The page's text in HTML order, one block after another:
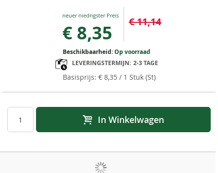
Special
€ 8,35 € 11,14
€ 8,35/ 1 Stuk (St)
Beschikbaarheid:Op voorraad
LEVERINGSTERMIJN: 2-3 TAGE
In Winkelwagen